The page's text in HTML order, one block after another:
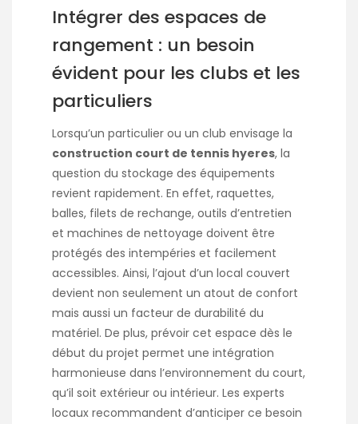
Intégrer des espaces de
rangement : un besoin
évident pour les clubs et les
particuliers
Lorsqu’un particulier ou un club envisage la
construction court de tennis hyeres, la
question du stockage des équipements
revient rapidement. En effet, raquettes,
balles, filets de rechange, outils d’entretien
et machines de nettoyage doivent être
protégés des intempéries et facilement
accessibles. Ainsi, l’ajout d’un local couvert
devient non seulement un atout de confort
mais aussi un facteur de durabilité du
matériel. De plus, prévoir cet espace dès le
début du projet permet une intégration
harmonieuse dans l’environnement du court,
qu’il soit extérieur ou intérieur. Les experts
locaux recommandent d’anticiper ce besoin